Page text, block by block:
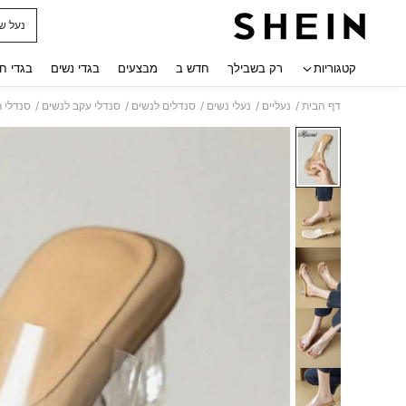
נעל
קטגוריות רק בשבילך חדש ב מבצעים בגדי נשים בגדי
דף הבית / נעליים / נעלי נשים / סנדלים לנשים / סנדלי עקב לנשים / סנדלי